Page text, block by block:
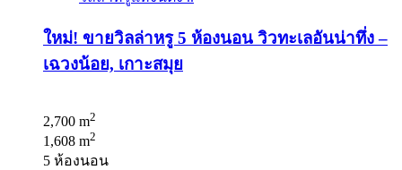
ใหม่! ขายวิลล่าหรู 5 ห้องนอน วิวทะเลอันน่าทึ่ง –
เฉวงน้อย, เกาะสมุย
2,700 m2
1,608 m2
5 ห้องนอน